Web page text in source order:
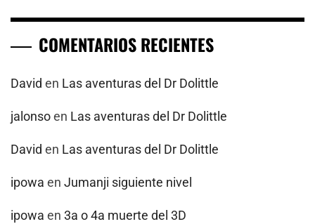
COMENTARIOS RECIENTES
David en Las aventuras del Dr Dolittle
jalonsoen Las aventuras del Dr Dolittle
David en Las aventuras del Dr Dolittle
ipowa en Jumanji siguiente nivel
ipowa en 3a o 4a muerte del 3D